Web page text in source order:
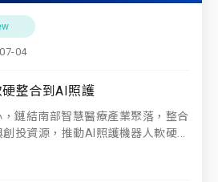
04
整合到AI照護
鏈結南部智慧醫療產業聚落，整合
投資源，推動AI照護機器人軟硬...